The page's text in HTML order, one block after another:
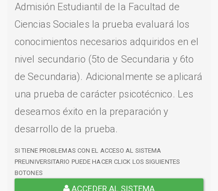
Admisión Estudiantil de la Facultad de
Ciencias Sociales la prueba evaluará los
conocimientos necesarios adquiridos en el
nivel secundario (5to de Secundaria y 6to
de Secundaria). Adicionalmente se aplicará
una prueba de carácter psicotécnico. Les
deseamos éxito en la preparación y
desarrollo de la prueba.
SI TIENE PROBLEMAS CON EL ACCESO AL SISTEMA
PREUNIVERSITARIO PUEDE HACER CLICK LOS SIGUIENTES
BOTONES
ACCEDER AL SISTEMA